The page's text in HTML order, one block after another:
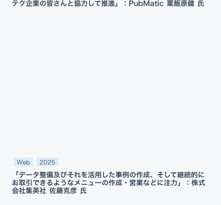
テク企業の皆さんと協力して推進」：PubMatic 粟飯原健 氏
Web 2025
「データ整備及びそれを活用した事例の作成、そして継続的に
お取引できるようなメニューの作成・営業などに注力」：株式
会社集英社 佐藤克彦 氏